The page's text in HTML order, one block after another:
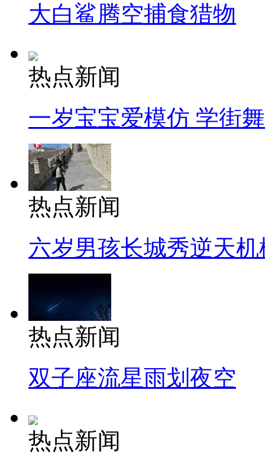
大白鲨腾空捕食猎物
热点新闻
一岁宝宝爱模仿 学街
热点新闻
六岁男孩长城秀逆天机
热点新闻
双子座流星雨划夜空
热点新闻